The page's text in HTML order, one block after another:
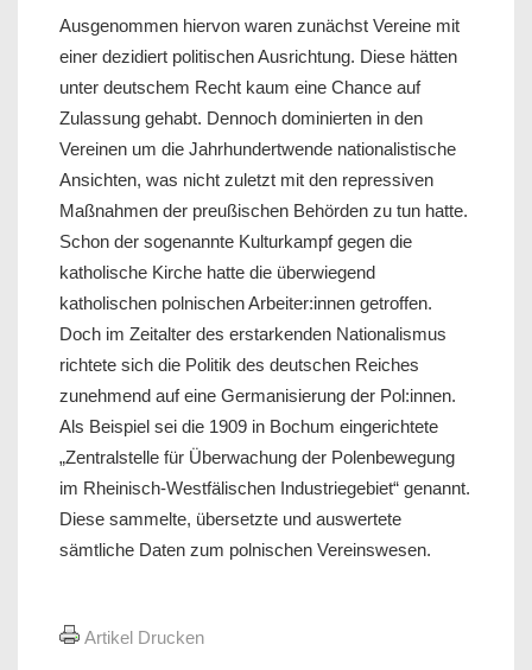
Ausgenommen hiervon waren zunächst Vereine mit
einer dezidiert politischen Ausrichtung. Diese hätten
unter deutschem Recht kaum eine Chance auf
Zulassung gehabt. Dennoch dominierten in den
Vereinen um die Jahrhundertwende nationalistische
Ansichten, was nicht zuletzt mit den repressiven
Maßnahmen der preußischen Behörden zu tun hatte.
Schon der sogenannte Kulturkampf gegen die
katholische Kirche hatte die überwiegend
katholischen polnischen Arbeiter:innen getroffen.
Doch im Zeitalter des erstarkenden Nationalismus
richtete sich die Politik des deutschen Reiches
zunehmend auf eine Germanisierung der Pol:innen.
Als Beispiel sei die 1909 in Bochum eingerichtete
„Zentralstelle für Überwachung der Polenbewegung
im Rheinisch-Westfälischen Industriegebiet“ genannt.
Diese sammelte, übersetzte und auswertete
sämtliche Daten zum polnischen Vereinswesen.
Artikel Drucken